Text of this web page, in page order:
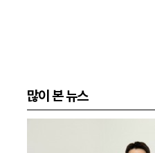
많이 본 뉴스